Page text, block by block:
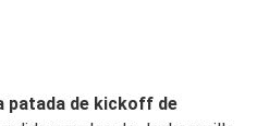
patada de kickoff de